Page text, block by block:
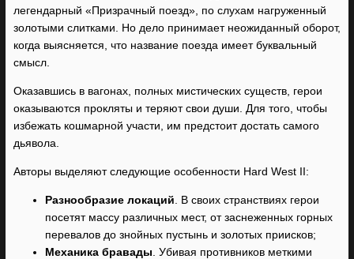
легендарный «Призрачный поезд», по слухам нагруженный
золотыми слитками. Но дело принимает неожиданный оборот,
когда выясняется, что название поезда имеет буквальный
смысл.
Оказавшись в вагонах, полных мистических существ, герои
оказываются прокляты и теряют свои души. Для того, чтобы
избежать кошмарной участи, им предстоит достать самого
дьявола.
Авторы выделяют следующие особенности Hard West II:
Разнообразие локаций . В своих странствиях герои
посетят массу различных мест, от заснеженных горных
перевалов до знойных пустынь и золотых приисков;
Механика бравады . Убивая противников меткими